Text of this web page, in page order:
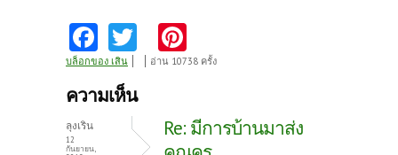
Fa
ce
b
w
itt
nt
es
t
บล็อกของ เสิน อ่าน 10738 ครั้ง
ความเห็น
ลุงเริน
12
กันยายน,
Re: มีการบ้านมาส่ง